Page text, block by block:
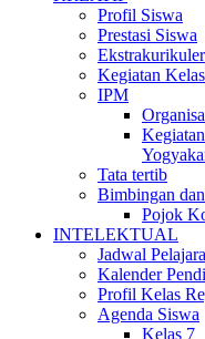
Profil Siswa
Prestasi Siswa
Ekstrakurikuler
Kegiatan
IPM
Tata tertib
Bimbingan
Pojok
INTELEKTUAL
Jadwal
Kalender
Profil Kelas
Agenda Siswa
Kelas 7